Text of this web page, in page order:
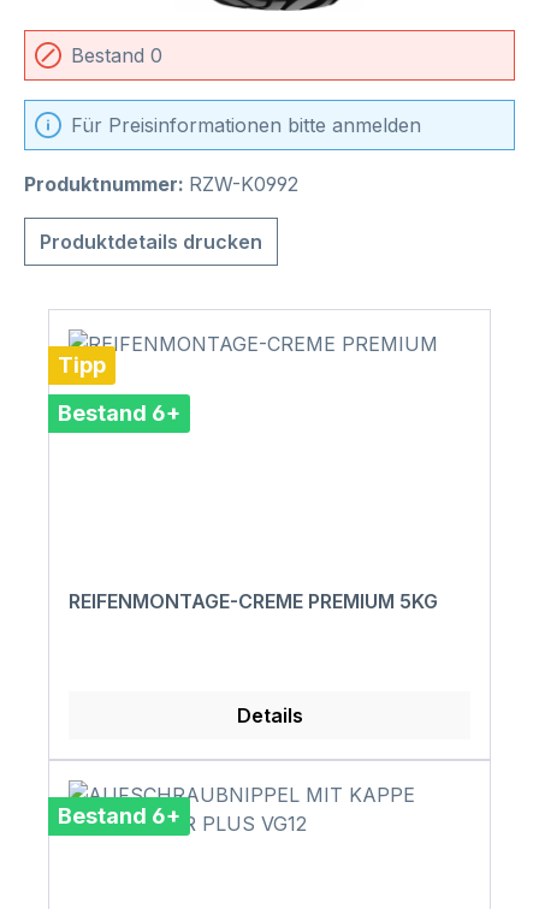
Bestand 0
Für Preisinformationen bitte anmelden
Produktnummer: RZW-K0992
Produktdetails drucken
Tipp
Bestand 6+
REIFENMONTAGE-CREME PREMIUM 5KG
Details
Bestand 6+